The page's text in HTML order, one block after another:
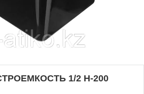
1/2 H-200